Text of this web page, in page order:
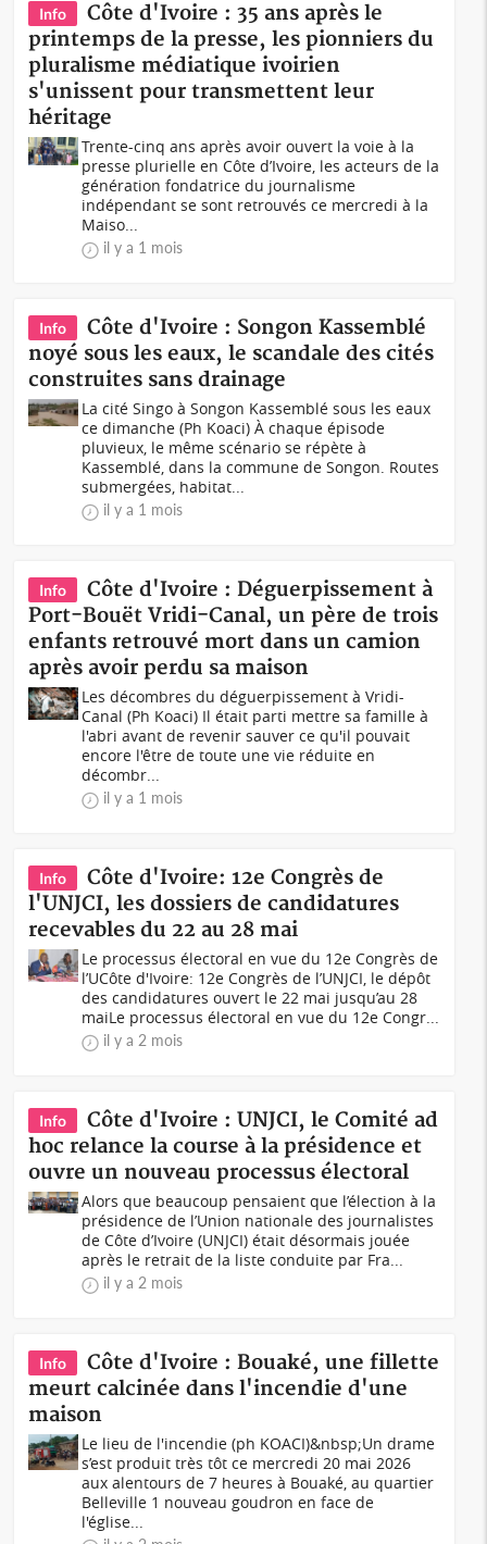
Info
Côte d'Ivoire : 35 ans après le
printemps de la presse, les pionniers du
pluralisme médiatique ivoirien
s'unissent pour transmettent leur
héritage
Trente-cinq ans après avoir ouvert la voie à la
presse plurielle en Côte d’Ivoire, les acteurs de la
génération fondatrice du journalisme
indépendant se sont retrouvés ce mercredi à la
Maiso...
il y a 1 mois
Info
Côte d'Ivoire : Songon Kassemblé
noyé sous les eaux, le scandale des cités
construites sans drainage
La cité Singo à Songon Kassemblé sous les eaux
ce dimanche (Ph Koaci) À chaque épisode
pluvieux, le même scénario se répète à
Kassemblé, dans la commune de Songon. Routes
submergées, habitat...
il y a 1 mois
Info
Côte d'Ivoire : Déguerpissement à
Port-Bouët Vridi-Canal, un père de trois
enfants retrouvé mort dans un camion
après avoir perdu sa maison
Les décombres du déguerpissement à Vridi-
Canal (Ph Koaci) Il était parti mettre sa famille à
l'abri avant de revenir sauver ce qu'il pouvait
encore l'être de toute une vie réduite en
décombr...
il y a 1 mois
Info
Côte d'Ivoire: 12e Congrès de
l'UNJCI, les dossiers de candidatures
recevables du 22 au 28 mai
Le processus électoral en vue du 12e Congrès de
l’UCôte d'Ivoire: 12e Congrès de l’UNJCI, le dépôt
des candidatures ouvert le 22 mai jusqu’au 28
maiLe processus électoral en vue du 12e Congr...
il y a 2 mois
Info
Côte d'Ivoire : UNJCI, le Comité ad
hoc relance la course à la présidence et
ouvre un nouveau processus électoral
Alors que beaucoup pensaient que l’élection à la
présidence de l’Union nationale des journalistes
de Côte d’Ivoire (UNJCI) était désormais jouée
après le retrait de la liste conduite par Fra...
il y a 2 mois
Info
Côte d'Ivoire : Bouaké, une fillette
meurt calcinée dans l'incendie d'une
maison
Le lieu de l'incendie (ph KOACI)&nbsp;Un drame
s’est produit très tôt ce mercredi 20 mai 2026
aux alentours de 7 heures à Bouaké, au quartier
Belleville 1 nouveau goudron en face de
l'église...